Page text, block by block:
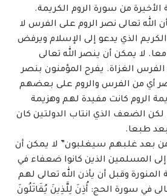
الله تعالى نصر الروم على الفرس لا
‏الذي يدعو إلى الإسلام ويرفض
لا يمكن أن ينصر الله تعالى
الغزاة. يفرح المؤمنون بنصر
أي من الفرس والروم على ‏بعضهم
الروم كانت مفيدة لهم وهزيمة
‏الضعف الذي انتاب الدولتين كان
طبعا.
من بعد غلبهم سيغلبون” لا يمكن أن
‏المسلمين الذين كانوا ضعفاء في
المنورة وقبل أن يأذن الله تعالى لهم
في سورة الحج: أُذِنَ لِلَّذِينَ يُقَاتَلُونَ